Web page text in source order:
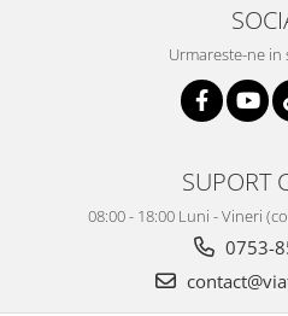
Urmareste-ne in
SUPORT
08:00 - 18:00 Luni - Vineri
0753-